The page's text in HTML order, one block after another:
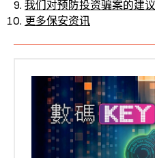
我们对预防投资骗案的建议
更多保安资讯